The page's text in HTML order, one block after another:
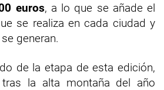
euros, a lo que se añade el
se realiza en cada ciudad y
generan.
de la etapa de esta edición,
la alta montaña del año